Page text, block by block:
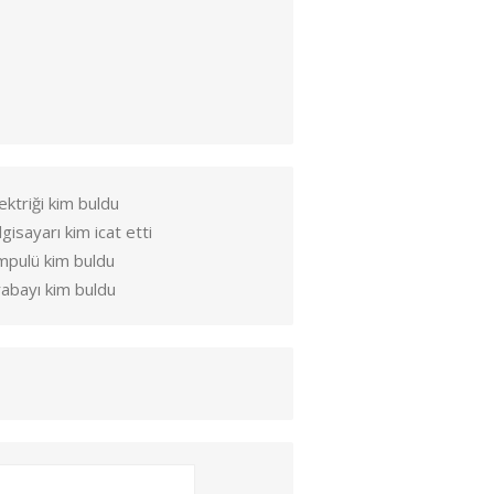
kim buldu
kim icat etti
kim buldu
kim buldu